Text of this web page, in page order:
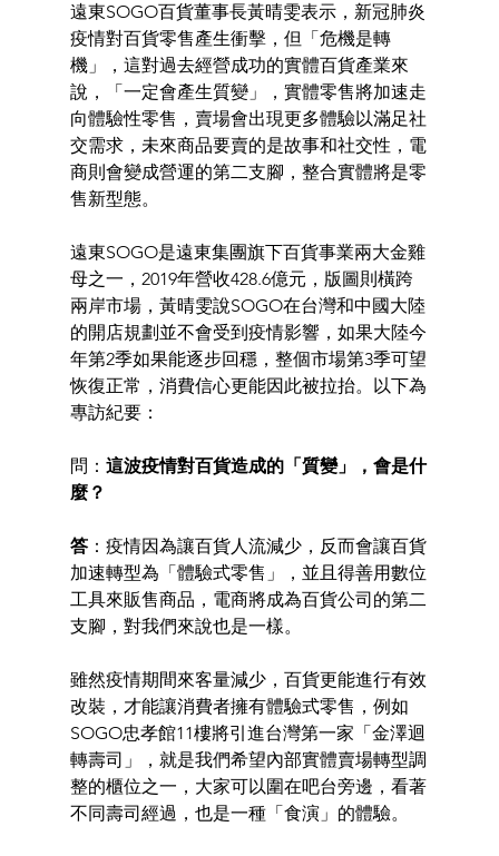
遠東SOGO百貨董事長黃晴雯表示，新冠肺炎
疫情對百貨零售產生衝擊，但「危機是轉
機」，這對過去經營成功的實體百貨產業來
說，「一定會產生質變」，實體零售將加速走
向體驗性零售，賣場會出現更多體驗以滿足社
交需求，未來商品要賣的是故事和社交性，電
商則會變成營運的第二支腳，整合實體將是零
售新型態。
遠東SOGO是遠東集團旗下百貨事業兩大金雞
母之一，2019年營收428.6億元，版圖則橫跨
兩岸市場，黃晴雯說SOGO在台灣和中國大陸
的開店規劃並不會受到疫情影響，如果大陸今
年第2季如果能逐步回穩，整個市場第3季可望
恢復正常，消費信心更能因此被拉抬。以下為
專訪紀要：
問： 這波疫情對百貨造成的「質變」，會是什
麼？
答：疫情因為讓百貨人流減少，反而會讓百貨
加速轉型為「體驗式零售」，並且得善用數位
工具來販售商品，電商將成為百貨公司的第二
支腳，對我們來說也是一樣。
雖然疫情期間來客量減少，百貨更能進行有效
改裝，才能讓消費者擁有體驗式零售，例如
SOGO忠孝館11樓將引進台灣第一家「金澤迴
轉壽司」，就是我們希望內部實體賣場轉型調
整的櫃位之一，大家可以圍在吧台旁邊，看著
不同壽司經過，也是一種「食演」的體驗。